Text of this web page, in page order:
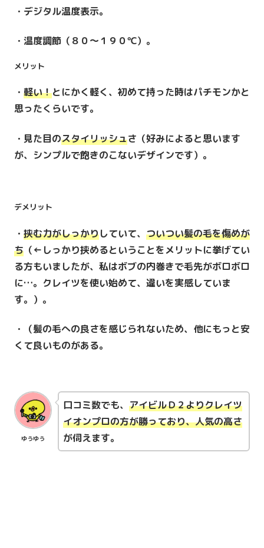
・デジタル温度表示。
・温度調節（８０～１９０℃）。
メリット
・ 軽い！とにかく軽く、初めて持った時はパチモンかと
思ったくらいです。
・見た目のスタイリッシュさ（好みによると思います
が、シンプルで飽きのこないデザインです）。
デメリット
・ 挟む力がしっかりしていて、 ついつい髪の毛を傷めが
ち （←しっかり挟めるということをメリットに挙げてい
る方もいましたが、私はボブの内巻きで毛先がボロボロ
に…。クレイツを使い始めて、違いを実感していま
す。）。
・（髪の毛への良さを感じられないため、他にもっと安
くて良いものがある。
ゆうゆう
口コミ数でも、 アイビルＤ２よりクレイツ
イオンプロの方が勝っており、人気の高さ
が伺えます。